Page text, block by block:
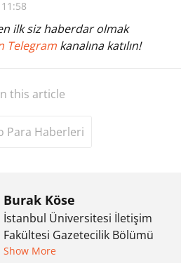
ilk siz haberdar olmak
Telegram kanalına katılın!
this article
Para Haberleri
Burak Köse
İstanbul Üniversitesi İletişim
Fakültesi Gazetecilik Bölümü
mezunu. 6 yıl ana akım
Show More